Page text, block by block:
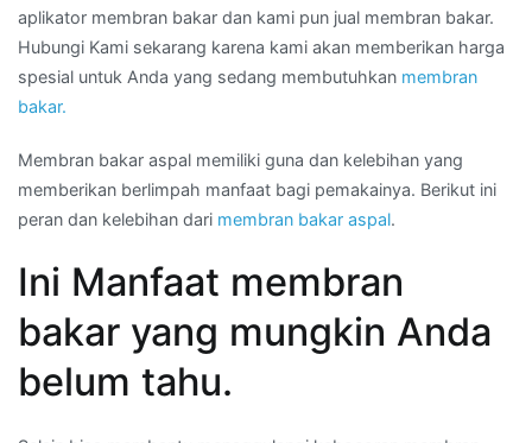
aplikator membran bakar dan kami pun jual membran bakar.
Hubungi Kami sekarang karena kami akan memberikan harga
spesial untuk Anda yang sedang membutuhkan membran
bakar.
Membran bakar aspal memiliki guna dan kelebihan yang
memberikan berlimpah manfaat bagi pemakainya. Berikut ini
peran dan kelebihan dari membran bakar aspal.
Ini Manfaat membran
bakar yang mungkin Anda
belum tahu.